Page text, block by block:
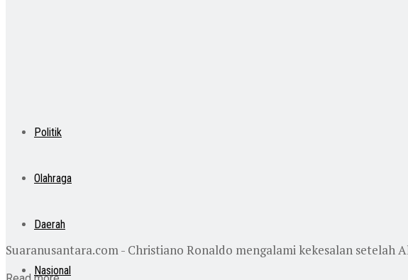
Politik
Olahraga
Daerah
Nasional
Suaranusantara.com - Christiano Ronaldo mengalami kekesalan setelah